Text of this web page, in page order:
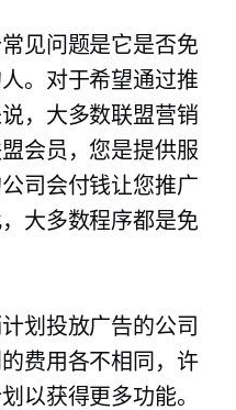
见问题是它是否免
。对于希望通过推
，大多数联盟营销
会员，您是提供服
司会付钱让您推广
大多数程序都是免
划投放广告的公司
费用各不相同，许
以获得更多功能。